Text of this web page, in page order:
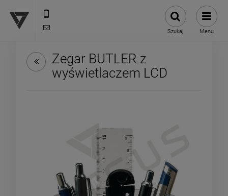
Szukaj Menu
Zegar BUTLER z
wyświetlaczem LCD